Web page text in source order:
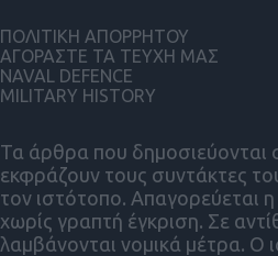
Τα άρθρα που δημοσιεύονται
εκφράζουν τους συντάκτες
τον ιστότοπο. Απαγορεύεται
χωρίς γραπτή έγκριση. Σε
λαμβάνονται νομικά μέτρα. Ο
ΠΟΛΙΤΙΚΗ ΑΠΟΡΡΗΤΟΥ
ΑΓΟΡΑΣΤΕ ΤΑ ΤΕΥΧΗ ΜΑΣ
NAVAL DEFENCE
MILITARY HISTORY